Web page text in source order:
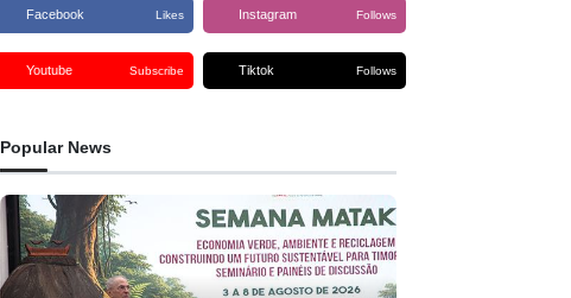
Facebook Likes Instagram Follows
Youtube Subscribe Tiktok Follows
Popular News